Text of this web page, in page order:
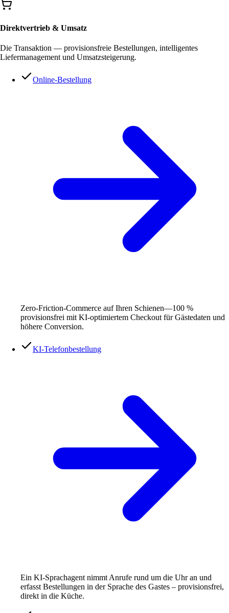
Direktvertrieb & Umsatz
Die Transaktion — provisionsfreie Bestellungen, intelligentes
Liefermanagement und Umsatzsteigerung.
Online-Bestellung
Zero-Friction-Commerce auf Ihren Schienen—100 %
provisionsfrei mit KI-optimiertem Checkout für Gästedaten und
höhere Conversion.
KI-Telefonbestellung
Ein KI-Sprachagent nimmt Anrufe rund um die Uhr an und
erfasst Bestellungen in der Sprache des Gastes – provisionsfrei,
direkt in die Küche.